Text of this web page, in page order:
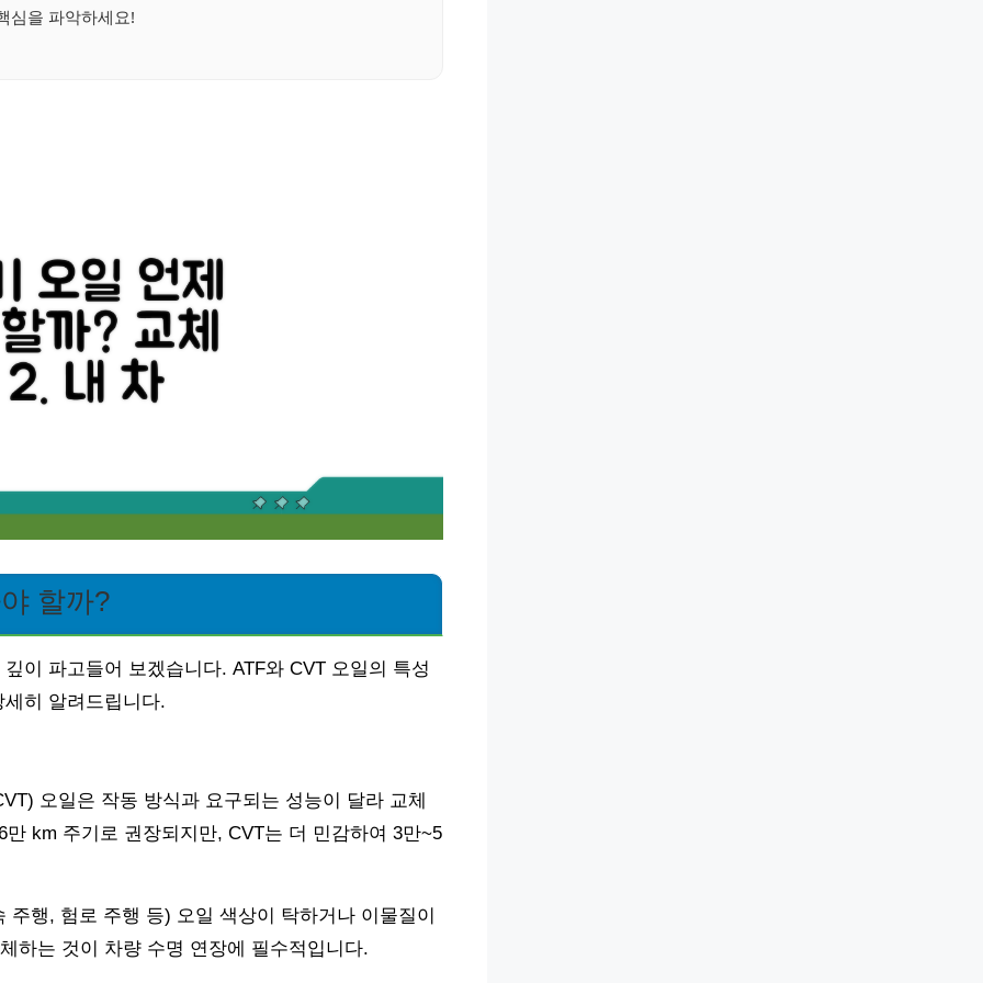
심을 파악하세요!
할까?
이 파고들어 보겠습니다. ATF와 CVT 오일의 특성
히 알려드립니다.
오일은 작동 방식과 요구되는 성능이 달라 교체
km 주기로 권장되지만, CVT는 더 민감하여 3만~5
행, 험로 주행 등) 오일 색상이 탁하거나 이물질이
하는 것이 차량 수명 연장에 필수적입니다.